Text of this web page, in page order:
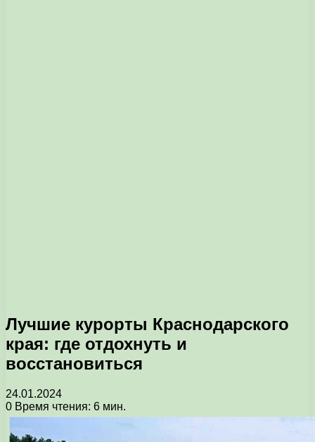
Лучшие курорты Краснодарского
края: где отдохнуть и
восстановиться
24.01.2024
0 Время чтения: 6 мин.